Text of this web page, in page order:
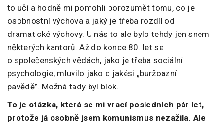
to učí a hodně mi pomohli porozumět tomu, co je
osobnostní výchova a jaký je třeba rozdíl od
dramatické výchovy. U nás to ale bylo tehdy jen snem
některých kantorů. Až do konce 80. let se
o společenských vědách, jako je třeba sociální
psychologie, mluvilo jako o jakési „buržoazní
pavědě”. Možná tady byl blok.
To je otázka, která se mi vrací posledních pár let,
protože já osobně jsem komunismus nezažila. Ale